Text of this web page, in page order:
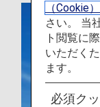
（Cookie
さい。 当
ト閲覧に
いただく
ます。
必須ク